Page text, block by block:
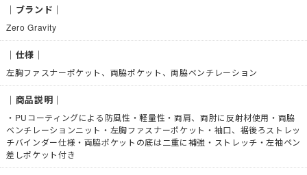
｜ブランド｜
Zero Gravity
｜仕様｜
左胸ファスナーポケット、両脇ポケット、両脇ベンチレーション
｜商品説明｜
・PUコーティングによる防風性・軽量性・両肩、両肘に反射材使用・両脇
ベンチレーションニット・左胸ファスナーポケット・袖口、裾後ろストレッ
チバインダー仕様・両脇ポケットの底は二重に補強・ストレッチ・左袖ペン
差しポケット付き